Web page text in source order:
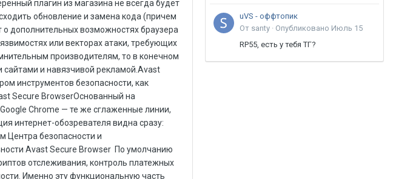
uVS - оффтопик
От santy · Опубликовано Июль 15
RP55, есть у тебя ТГ?